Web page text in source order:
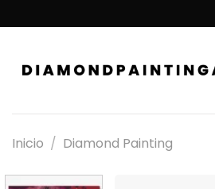
Inicio / Diamond Painting